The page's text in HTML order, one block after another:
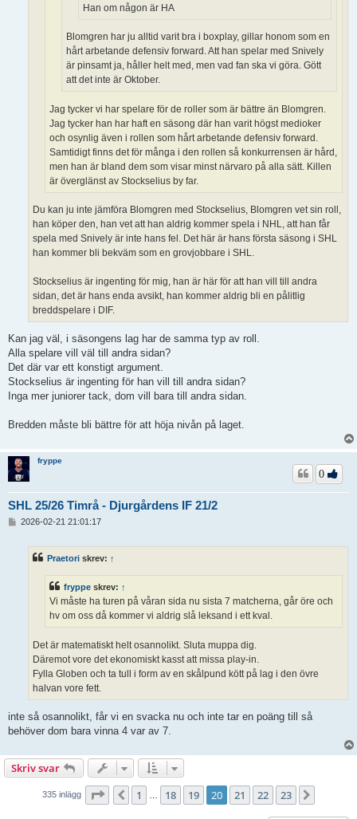
Han om någon är HA
Blomgren har ju alltid varit bra i boxplay, gillar honom som en
hårt arbetande defensiv forward. Att han spelar med Snively
är pinsamt ja, håller helt med, men vad fan ska vi göra. Gött
att det inte är Oktober.
Jag tycker vi har spelare för de roller som är bättre än Blomgren.
Jag tycker han har haft en säsong där han varit högst medioker
och osynlig även i rollen som hårt arbetande defensiv forward.
Samtidigt finns det för många i den rollen så konkurrensen är hård,
men han är bland dem som visar minst närvaro på alla sätt. Killen
är överglänst av Stockselius by far.
Du kan ju inte jämföra Blomgren med Stockselius, Blomgren vet sin roll,
han köper den, han vet att han aldrig kommer spela i NHL, att han får
spela med Snively är inte hans fel. Det här är hans första säsong i SHL
han kommer bli bekväm som en grovjobbare i SHL.
Stockselius är ingenting för mig, han är här för att han vill till andra
sidan, det är hans enda avsikt, han kommer aldrig bli en pålitlig
breddspelare i DIF.
Kan jag väl, i säsongens lag har de samma typ av roll.
Alla spelare vill väl till andra sidan?
Det där var ett konstigt argument.
Stockselius är ingenting för han vill till andra sidan?
Inga mer juniorer tack, dom vill bara till andra sidan.
Bredden måste bli bättre för att höja nivån på laget.
fryppe
SHL 25/26 Timrå - Djurgårdens IF 21/2
0
2026-02-21 21:01:17
Praetori skrev: ↑
fryppe skrev: ↑
Vi måste ha turen på våran sida nu sista 7 matcherna, går öre och
hv om oss då kommer vi aldrig slå leksand i ett kval.
Det är matematiskt helt osannolikt. Sluta muppa dig.
Däremot vore det ekonomiskt kasst att missa play-in.
Fylla Globen och ta tull i form av en skålpund kött på lag i den övre
halvan vore fett.
inte så osannolikt, får vi en svacka nu och inte tar en poäng till så
behöver dom bara vinna 4 var av 7.
Skriv svar
335 inlägg Sida 20 av 23
Föregående
1 18 19 20 21 22 23